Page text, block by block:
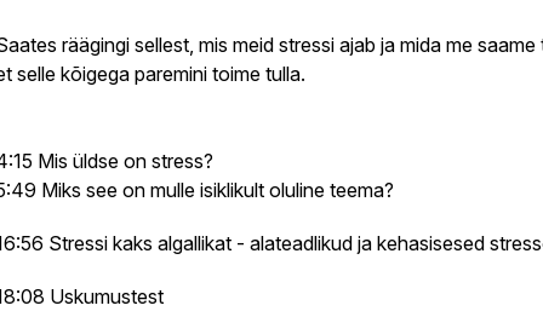
räägingi sellest, mis meid stressi ajab ja mida me saame
selle kõigega paremini toime tulla.
Mis üldse on stress?
Miks see on mulle isiklikult oluline teema?
Stressi kaks algallikat - alateadlikud ja kehasisesed
Uskumustest